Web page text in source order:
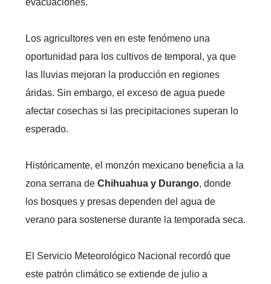
Los agricultores ven en este fenómeno una
oportunidad para los cultivos de temporal, ya que
las lluvias mejoran la producción en regiones
áridas. Sin embargo, el exceso de agua puede
afectar cosechas si las precipitaciones superan lo
esperado.
Históricamente, el monzón mexicano beneficia a la
zona serrana de Chihuahua y Durango, donde
los bosques y presas dependen del agua de
verano para sostenerse durante la temporada seca.
El Servicio Meteorológico Nacional recordó que
este patrón climático se extiende de julio a